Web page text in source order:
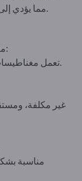
مما يؤدي إلى تجميع التدفق المغناطيسي وزيادة قوة التثبيت.
مغناطيسات القابضة المغناطيسية الدائمة:
تعمل مغناطيسات التثبيت هذه بدون مصدر طاقة خارجي.
غير مكلفة،
مناسبة